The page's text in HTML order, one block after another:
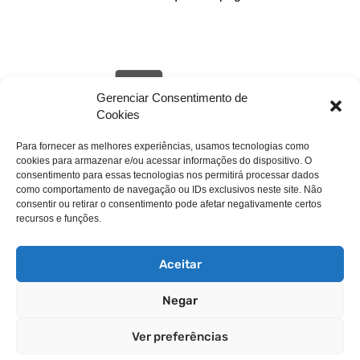
Gerenciar Consentimento de
Cookies
Para fornecer as melhores experiências, usamos tecnologias como
cookies para armazenar e/ou acessar informações do dispositivo. O
consentimento para essas tecnologias nos permitirá processar dados
como comportamento de navegação ou IDs exclusivos neste site. Não
consentir ou retirar o consentimento pode afetar negativamente certos
recursos e funções.
Aceitar
Negar
Ver preferências
livehack.link/cp_errordocument.shtml (port 443)
Privacy Policy